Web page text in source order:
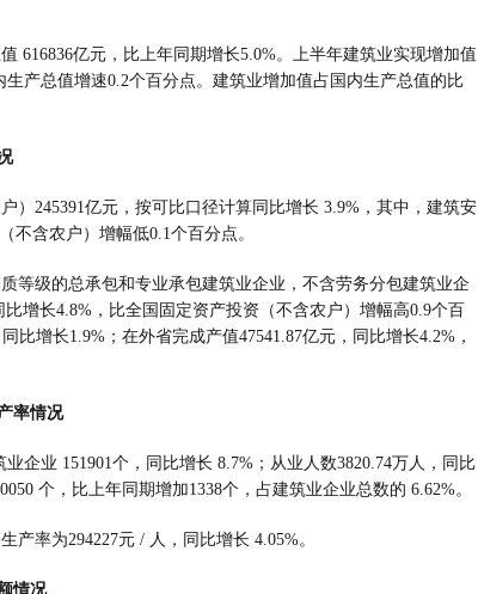
616836亿元，比上年同期增长5.0%。上半年建筑业实现增加值
产总值增速0.2个百分点。建筑业增加值占国内生产总值的比
）245391亿元，按可比口径计算同比增长 3.9%，其中，建筑安
不含农户）增幅低0.1个百分点。
等级的总承包和专业承包建筑业企业，不含劳务分包建筑业企
增长4.8%，比全国固定资产投资（不含农户）增幅高0.9个百
比增长1.9%；在外省完成产值47541.87亿元，同比增长4.2%，
率情况
企业 151901个，同比增长 8.7%；从业人数3820.74万人，同比
个，比上年同期增加1338个，占建筑业企业总数的 6.62%。
产率为294227元 / 人，同比增长 4.05%。
情况